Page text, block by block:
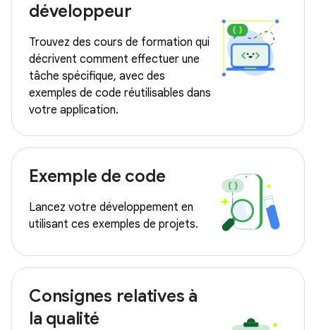
développeur
Trouvez des cours de formation qui
décrivent comment effectuer une
tâche spécifique, avec des
exemples de code réutilisables dans
votre application.
Exemple de code
Lancez votre développement en
utilisant ces exemples de projets.
Consignes relatives à
la qualité